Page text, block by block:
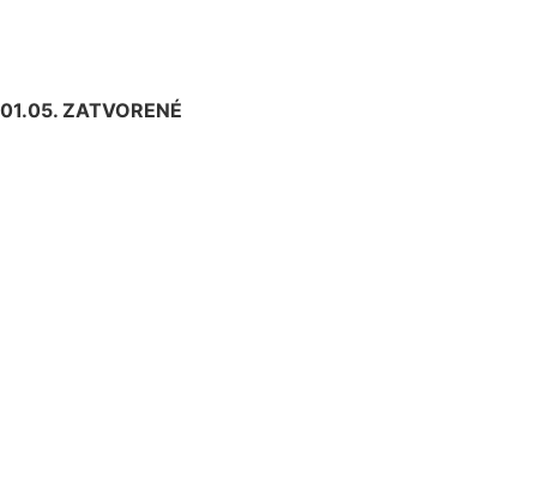
01.05. ZATVORENÉ